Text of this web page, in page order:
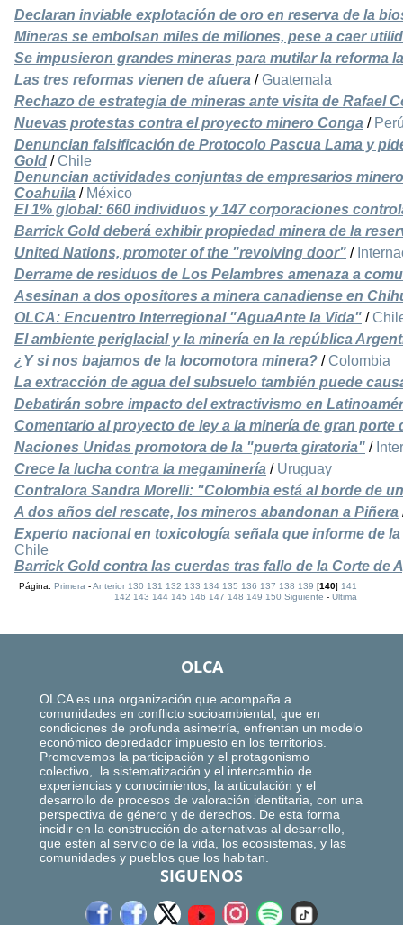
Declaran inviable explotación de oro en reserva de la
Mineras se embolsan miles de millones, pese a caer
Se impusieron grandes mineras para mutilar la reforma
Las tres reformas vienen de afuera / Guatemala
Rechazo de estrategia de mineras ante visita de Rafael
Nuevas protestas contra el proyecto minero Conga /
Denuncian falsificación de Protocolo Pascua Lama y
Gold / Chile
Denuncian actividades conjuntas de empresarios
Coahuila / México
El 1% global: 660 individuos y 147 corporaciones
Barrick Gold deberá exhibir propiedad minera de la
United Nations, promoter of the "revolving door" /
Derrame de residuos de Los Pelambres amenaza a
Asesinan a dos opositores a minera canadiense en
OLCA: Encuentro Interregional "AguaAnte la Vida" /
El ambiente periglacial y la minería en la república
¿Y si nos bajamos de la locomotora minera? / Colombia
La extracción de agua del subsuelo también puede
Debatirán sobre impacto del extractivismo en
Comentario al proyecto de ley a la minería de gran porte
Naciones Unidas promotora de la "puerta giratoria" /
Crece la lucha contra la megaminería / Uruguay
Contralora Sandra Morelli: "Colombia está al borde de
A dos años del rescate, los mineros abandonan a Piñera
Experto nacional en toxicología señala que informe de
Chile
Barrick Gold contra las cuerdas tras fallo de la Corte de
Página:Primera -Anterior 130 131 132 133 134 135 136 137 138 139 [140]141
142 143 144 145 146 147 148 149 150 Siguiente -Ultima
OLCA
OLCA es una organización que acompaña a
comunidades en conflicto socioambiental, que en
condiciones de profunda asimetría, enfrentan un modelo
económico depredador impuesto en los territorios.
Promovemos la participación y el protagonismo
colectivo, la sistematización y el intercambio de
experiencias y conocimientos, la articulación y el
desarrollo de procesos de valoración identitaria, con una
perspectiva de género y de derechos. De esta forma
incidir en la construcción de alternativas al desarrollo,
que estén al servicio de la vida, los ecosistemas, y las
comunidades y pueblos que los habitan.
SIGUENOS